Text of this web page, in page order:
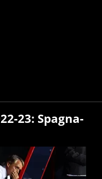
23: Spagna-